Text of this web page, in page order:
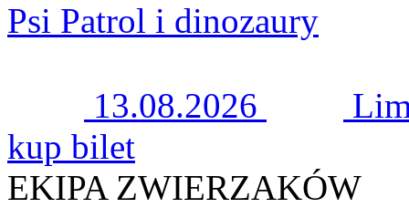
Psi Patrol i dinozaury
13.08.2026
kup bilet
EKIPA ZWIERZAKÓW